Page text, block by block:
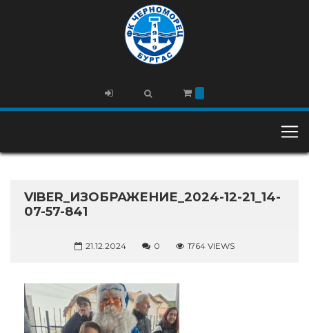
VIBER_ИЗОБРАЖЕНИЕ_2024-12-21_14-
07-57-841
21.12.2024 0 1764 VIEWS